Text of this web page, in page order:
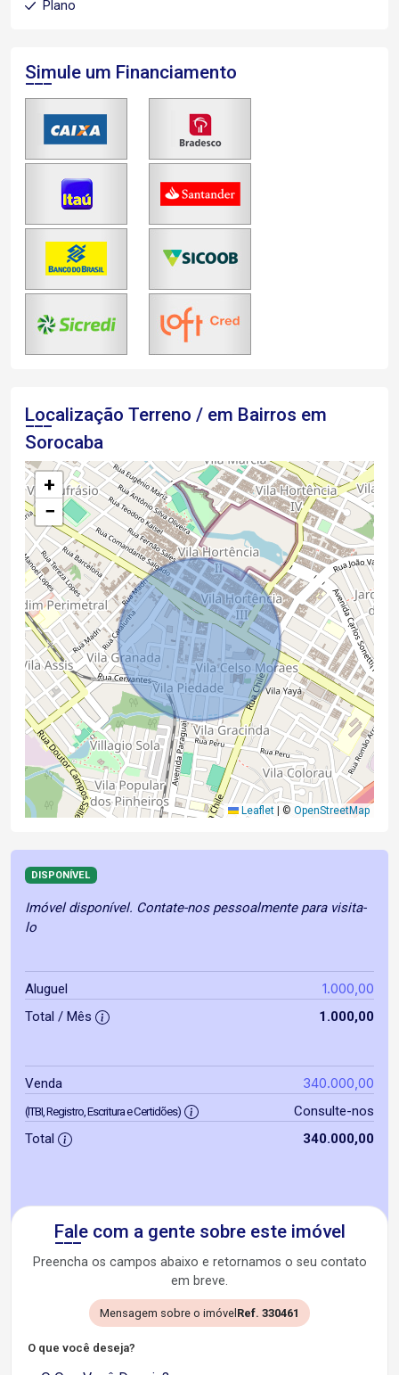
Plano
Simule um Financiamento
Localização Terreno / em Bairros em
Sorocaba
+
−
Leaflet © OpenStreetMap
DISPONÍVEL
Imóvel disponível. Contate-nos pessoalmente para visita-
lo
Aluguel 1.000,00
Total / Mês 1.000,00
Venda 340.000,00
(ITBI, Registro, Escritura e Certidões)
Consulte-nos
Total
340.000,00
Fale com a gente sobre este imóvel
Preencha os campos abaixo e retornamos o seu contato
em breve.
Mensagem sobre o imóvel Ref. 330461
O que você deseja?